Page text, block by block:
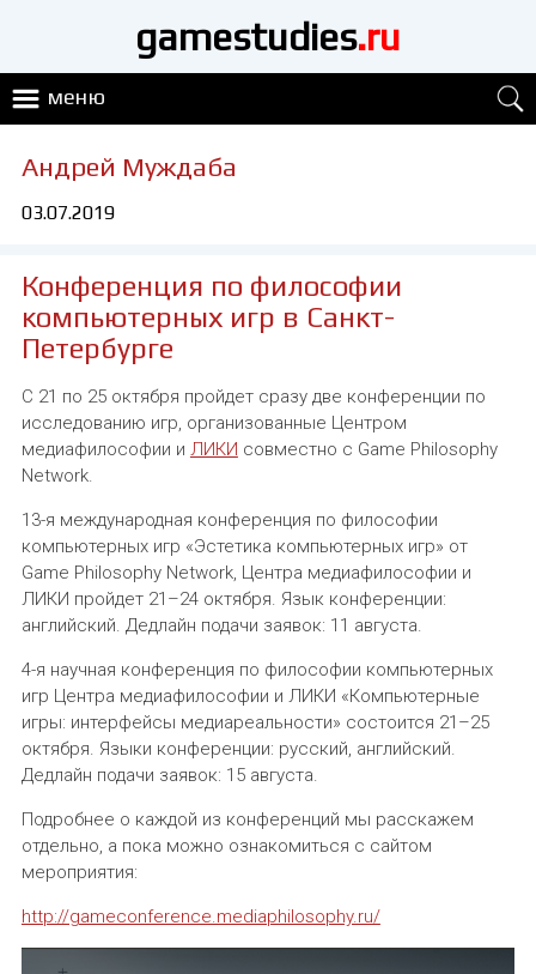
gamestudies.ru
меню
Андрей Муждаба
03.07.2019
Конференция по философии
компьютерных игр в Санкт-
Петербурге
С 21 по 25 октября пройдет сразу две конференции по
исследованию игр, организованные Центром
медиафилософии и ЛИКИ совместно с Game Philosophy
Network.
13-я международная конференция по философии
компьютерных игр «Эстетика компьютерных игр» от
Game Philosophy Network, Центра медиафилософии и
ЛИКИ пройдет 21–24 октября. Язык конференции:
английский. Дедлайн подачи заявок: 11 августа.
4-я научная конференция по философии компьютерных
игр Центра медиафилософии и ЛИКИ «Компьютерные
игры: интерфейсы медиареальности» состоится 21–25
октября. Языки конференции: русский, английский.
Дедлайн подачи заявок: 15 августа.
Подробнее о каждой из конференций мы расскажем
отдельно, а пока можно ознакомиться с сайтом
мероприятия:
http://gameconference.mediaphilosophy.ru/